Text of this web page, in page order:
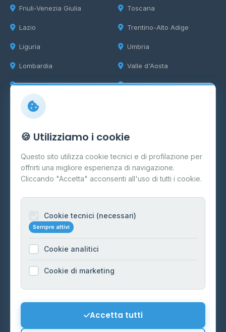
Friuli-Venezia Giulia
Lazio
Liguria
Lombardia
Marche
Toscana
Trentino-Alto Adige
Umbria
Valle d'Aosta
Veneto
Info
Cos'è il GPL
FAQ
Contatti
Informazioni legali
Cookie Policy
Preferenze Cookie
Mappa del sito
🍪 Utilizziamo i cookie
Questo sito utilizza cookie tecnici e di profilazione per
offrirti una migliore esperienza di navigazione.
Cliccando "Accetta" acconsenti all'uso di tutti i cookie.
Cookie tecnici (necessari)
Sempre attivi
Cookie analitici
Cookie di marketing
Accetta tutti